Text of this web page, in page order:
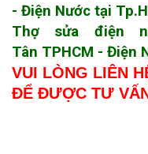
- Điện Nước tại
Thợ sửa điện
Tân TPHCM - Điện
VUI LÒNG LIÊN
ĐỂ ĐƯỢC TƯ